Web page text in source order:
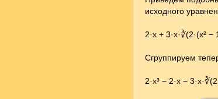
исходного
2·x + 3·x·∛(2·(x² −
Сгруппируем
2·x³ − 2·x −